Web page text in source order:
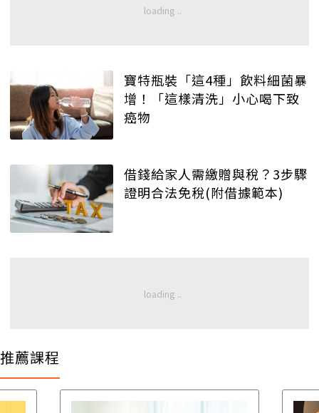
寶特瓶裝「這4種」飲料細菌暴
增！「這樣清洗」小心喝下致
癌物
借錢給家人需繳贈與稅？3步驟
證明合法免稅(附借據範本)
推薦課程